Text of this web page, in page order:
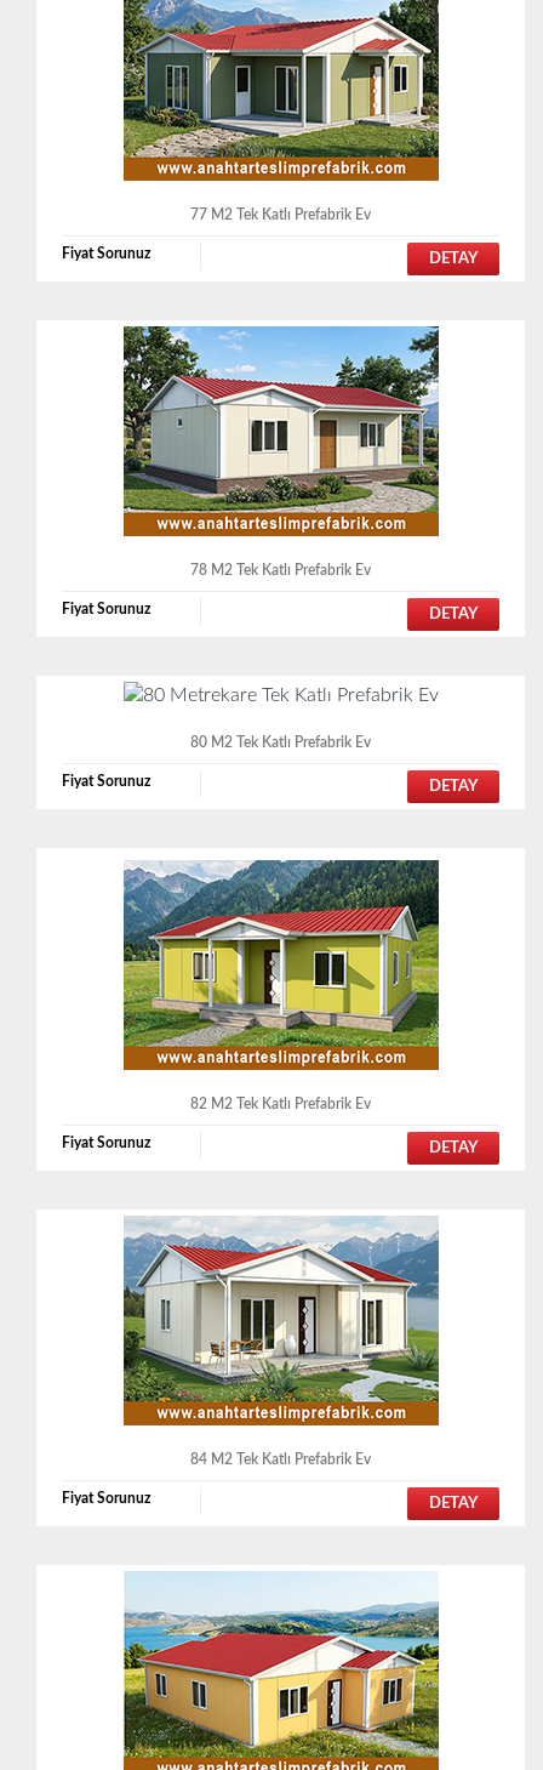
77 M2 Tek Katlı Prefabrik Ev
Fiyat Sorunuz DETAY
78 M2 Tek Katlı Prefabrik Ev
Fiyat Sorunuz DETAY
80 M2 Tek Katlı Prefabrik Ev
Fiyat Sorunuz DETAY
82 M2 Tek Katlı Prefabrik Ev
Fiyat Sorunuz DETAY
84 M2 Tek Katlı Prefabrik Ev
Fiyat Sorunuz DETAY